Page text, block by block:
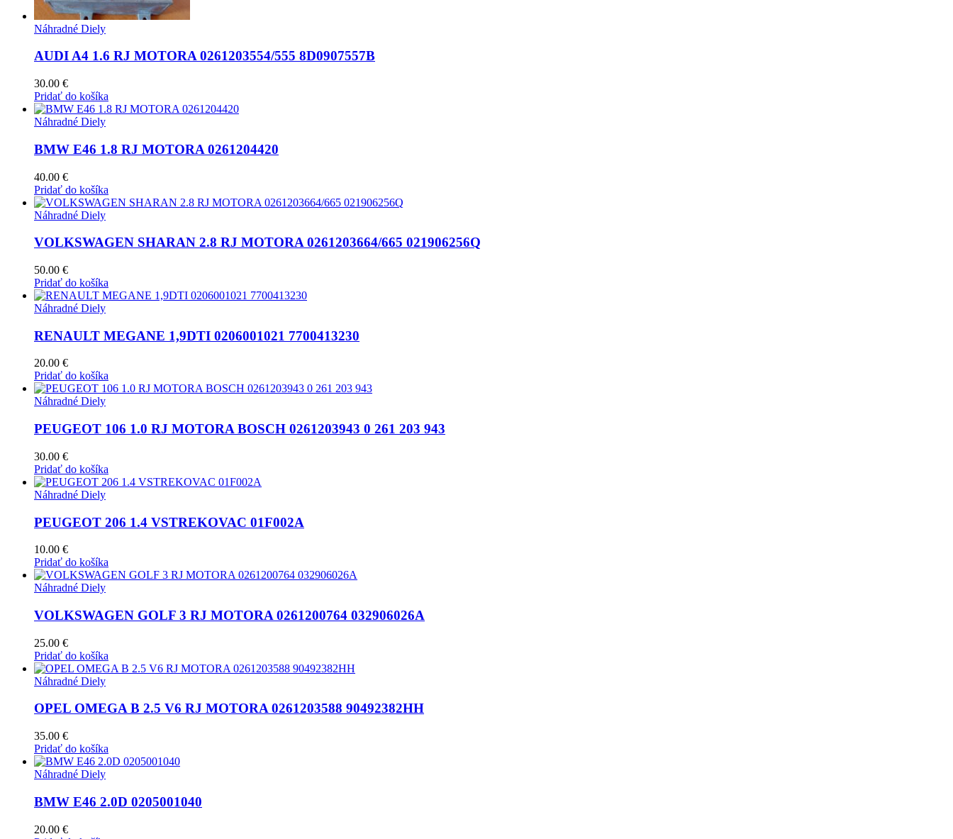
Náhradné Diely
AUDI A4 1.6 RJ MOTORA 0261203554/555 8D0907557B
30.00 €
Pridať do košíka
Náhradné Diely
BMW E46 1.8 RJ MOTORA 0261204420
40.00 €
Pridať do košíka
Náhradné Diely
VOLKSWAGEN SHARAN 2.8 RJ MOTORA 0261203664/665 021906256Q
50.00 €
Pridať do košíka
Náhradné Diely
RENAULT MEGANE 1,9DTI 0206001021 7700413230
20.00 €
Pridať do košíka
Náhradné Diely
PEUGEOT 106 1.0 RJ MOTORA BOSCH 0261203943 0 261 203 943
30.00 €
Pridať do košíka
Náhradné Diely
PEUGEOT 206 1.4 VSTREKOVAC 01F002A
10.00 €
Pridať do košíka
Náhradné Diely
VOLKSWAGEN GOLF 3 RJ MOTORA 0261200764 032906026A
25.00 €
Pridať do košíka
Náhradné Diely
OPEL OMEGA B 2.5 V6 RJ MOTORA 0261203588 90492382HH
35.00 €
Pridať do košíka
Náhradné Diely
BMW E46 2.0D 0205001040
20.00 €